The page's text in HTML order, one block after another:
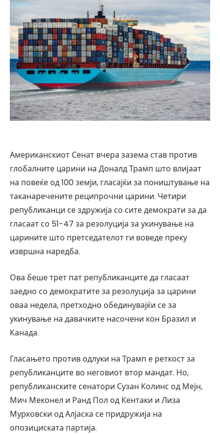
Американскиот Сенат вчера зазема став против
глобалните царини на Доналд Трамп што влијаат
на повеќе од 100 земји, гласајќи за поништување на
таканаречените реципрочни царини. Четири
републиканци се здружија со сите демократи за да
гласаат со 51-47 за резолуција за укинување на
царините што претседателот ги воведе преку
извршна наредба.
Ова беше трет пат републиканците да гласаат
заедно со демократите за резолуција за царини
оваа недела, претходно обединувајќи се за
укинување на давачките насочени кон Бразил и
Канада.
Гласањето против одлуки на Трамп е реткост за
републиканците во неговиот втор мандат. Но,
републиканските сенатори Сузан Колинс од Мејн,
Мич Меконел и Ранд Пол од Кентаки и Лиза
Мурковски од Алјаска се придружија на
опозициската партија.